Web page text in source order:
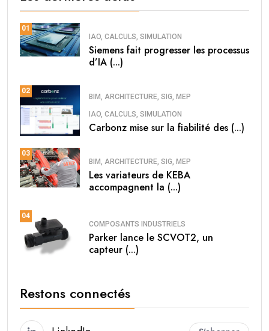
01
IAO, CALCULS, SIMULATION
Siemens fait progresser les processus
d’IA (...)
02
BIM, ARCHITECTURE, SIG, MEP
IAO, CALCULS, SIMULATION
Carbonz mise sur la fiabilité des (...)
03
BIM, ARCHITECTURE, SIG, MEP
Les variateurs de KEBA
accompagnent la (...)
04
COMPOSANTS INDUSTRIELS
Parker lance le SCVOT2, un
capteur (...)
Restons connectés